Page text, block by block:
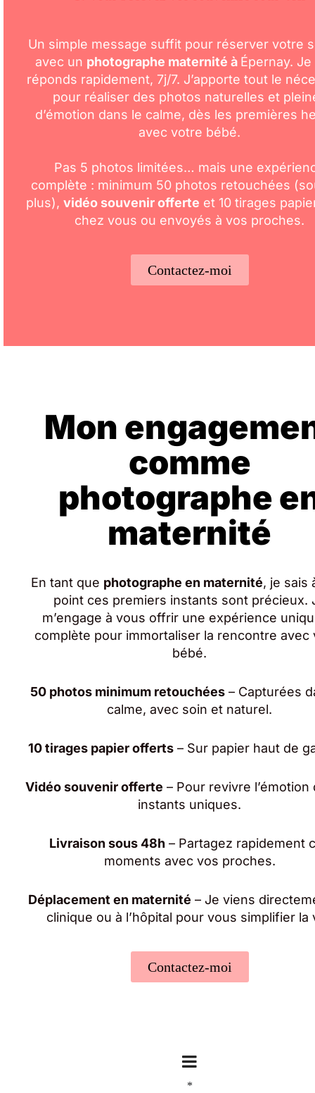
Un simple message suffit pour réserver votre
avec un photographe maternité à Épernay. Je
réponds rapidement, 7j/7. J’apporte tout le
pour réaliser des photos naturelles et
d’émotion dans le calme, dès les premières
avec votre bébé.
Pas 5 photos limitées… mais une
complète : minimum 50 photos retouchées
plus), vidéo souvenir offerte et 10 tirages
chez vous ou envoyés à vos proches.
Contactez-moi
Mon
comme
photographe
maternité
En tant que photographe en maternité, je sais
point ces premiers instants sont précieux.
m’engage à vous offrir une expérience
complète pour immortaliser la rencontre avec
bébé.
50 photos minimum retouchées – Capturées
calme, avec soin et naturel.
10 tirages papier offerts – Sur papier haut de
Vidéo souvenir offerte – Pour revivre l’émotion
instants uniques.
Livraison sous 48h – Partagez rapidement
moments avec vos proches.
Déplacement en maternité – Je viens
clinique ou à l’hôpital pour vous simplifier la
Contactez-moi
*